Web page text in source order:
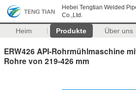
Hebei Tengtian Welded
Co.,Ltd.
Heim Produkte Über uns
ERW426 API-Rohrmühlmaschine
Rohre von 219-426 mm